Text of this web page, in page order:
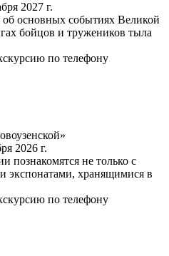
2027 г.
основных событиях Великой
бойцов и тружеников тыла
по телефону
2026 г.
познакомятся не только с
экспонатами, хранящимися в
по телефону